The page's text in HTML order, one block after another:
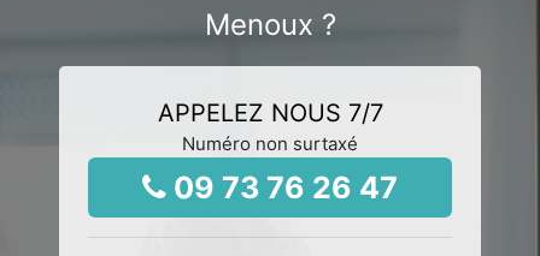
Menoux ?
APPELEZ NOUS 7/7
Numéro non surtaxé
09 73 76 26 47